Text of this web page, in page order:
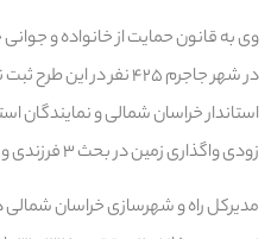
وی به قانون حمایت از خانواده و
در شهر جاجرم ۴۲۵ نفر در
استاندار خراسان شمالی و نمایندگان
زودی واگذاری زمین در بحث ۳ فرزندی و ۴ فرزندی آغاز خواهد شد.